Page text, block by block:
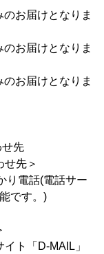
お届けとなりま
お届けとなりま
お届けとなりま
先
せ先＞
り電話(電話サー
です。)
ト「D-MAIL」